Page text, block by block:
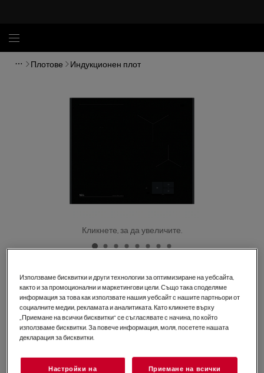
Плотове Индукционен плот
Кликнете, за да увеличите.
NIG64B30AB
Плот 8000 SenseBoil+Fry 60 cm
0 (0)
Използваме бисквитки и други технологии за оптимизиране на уебсайта,
както и за промоционални и маркетингови цели. Също така споделяме
информация за това как използвате нашия уебсайт с нашите партньори от
социалните медии, рекламата и аналитиката. Като кликнете върху
„Приемане на всички бисквитки“ се съгласявате с начина, по който
използваме бисквитки. За повече информация, моля, посетете нашата
декларация за бисквитки.
Настройки на
Приемане на всички